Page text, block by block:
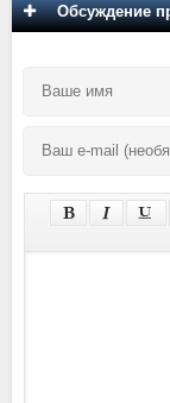
Обсуждение